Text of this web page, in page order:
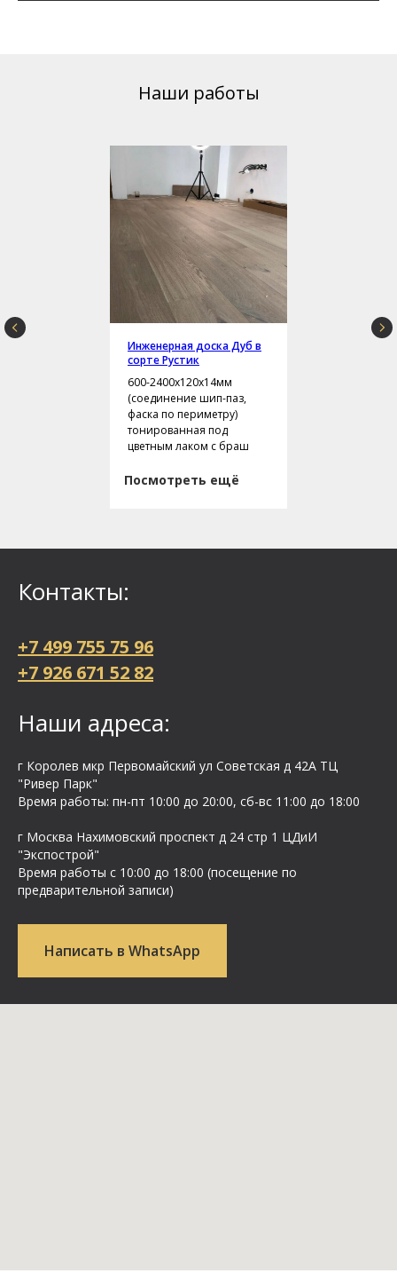
Наши работы
Инженерная доска Дуб в
сорте Рустик
600-2400х120х14мм
(соединение шип-паз,
фаска по периметру)
тонированная под
цветным лаком с браш
Посмотреть ещё
Контакты:
+7 499 755 75 96
+7 926 671 52 82
Наши адреса:
г Королев мкр Первомайский ул Cоветская д 42А ТЦ
"Ривер Парк"
Время работы: пн-пт 10:00 до 20:00, сб-вс 11:00 до 18:00
г Москва Нахимовский проспект д 24 стр 1 ЦДиИ
"Экспострой"
Время работы с 10:00 до 18:00 (посещение по
предварительной записи)
Написать в WhatsApp